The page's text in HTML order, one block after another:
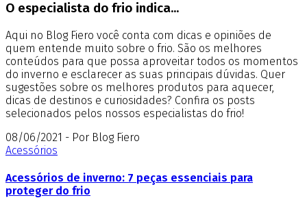
O especialista do frio indica...
Aqui no Blog Fiero você conta com dicas e opiniões de
quem entende muito sobre o frio. São os melhores
conteúdos para que possa aproveitar todos os momentos
do inverno e esclarecer as suas principais dúvidas. Quer
sugestões sobre os melhores produtos para aquecer,
dicas de destinos e curiosidades? Confira os posts
selecionados pelos nossos especialistas do frio!
08/06/2021 - Por Blog Fiero
Acessórios
Acessórios de inverno: 7 peças essenciais para
proteger do frio